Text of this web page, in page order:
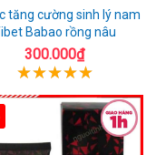
tăng cường sinh lý nam
Babao rồng nâu
300.000₫